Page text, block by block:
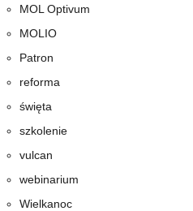
MOL Optivum
MOLIO
Patron
reforma
święta
szkolenie
vulcan
webinarium
Wielkanoc